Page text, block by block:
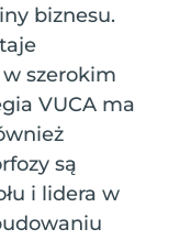
biznesu.
szerokim
VUCA ma
są
i lidera w